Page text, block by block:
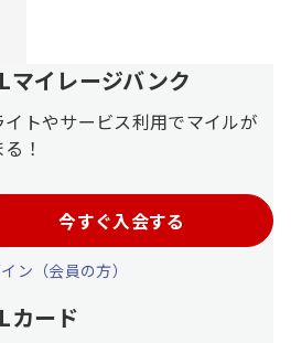
内持ち込み個数および充電に関
てのお願い（2026年4月24日以
マイレージバンク
イトやサービス利用でマイルが
！
今すぐ入会する
ン（会員の方）
カード